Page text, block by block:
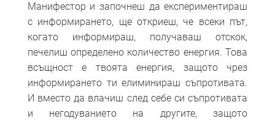
Манифестор и започнеш да експериментираш
с информирането, ще откриеш, че всеки път,
когато информираш, получаваш отскок,
печелиш определено количество енергия. Това
всъщност е твоята енергия, защото чрез
информирането ти елиминираш съпротивата.
И вместо да влачиш след себе си съпротивата
и негодуванието на другите, защото